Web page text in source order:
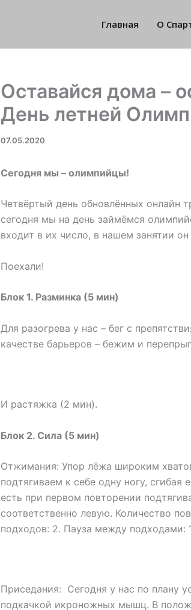
Главная О
Оставайся дома –
День летней
07.05.2020
Сегодня мы – олимпийцы!
Четвёртый день обновлённых онлайн
сегодня мы на день займёмся
входит в их число, в нашем занятии он
Поехали!
Блок 1. Разминка (5 мин)
Для разогрева у нас – бег с
качестве барьеров – бежим и
И растяжка (2 мин).
Блок 2. Сила (5 мин)
Отжимания: Упор лёжа широким
подтягиваем к себе одну ногу,
есть при первом повторении
соответственно левую. Количество
подходов: 2. Пауза между подходами:
Приседания: Сегодня у нас по плану
подкачкой икроножных мышц. В